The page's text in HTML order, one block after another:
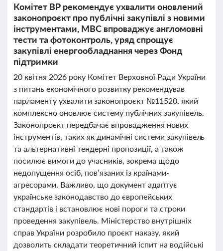
Комітет ВР рекомендує ухвалити оновлений
законопроєкт про публічні закупівлі з новими
інструментами, МВС впроваджує англомовні
тести та фотоконтроль, уряд спрощує
закупівлі енергообладнання через Фонд
підтримки
20 квітня 2026 року Комітет Верховної Ради України
з питань економічного розвитку рекомендував
парламенту ухвалити законопроєкт №11520, який
комплексно оновлює систему публічних закупівель.
Законопроєкт передбачає впровадження нових
інструментів, таких як динамічні системи закупівель
та альтернативні тендерні пропозиції, а також
посилює вимоги до учасників, зокрема щодо
недопущення осіб, пов’язаних із країнами-
агресорами. Важливо, що документ адаптує
українське законодавство до європейських
стандартів і встановлює нові пороги та строки
проведення закупівель. Міністерство внутрішніх
справ України розробило проєкт наказу, який
дозволить складати теоретичний іспит на водійські